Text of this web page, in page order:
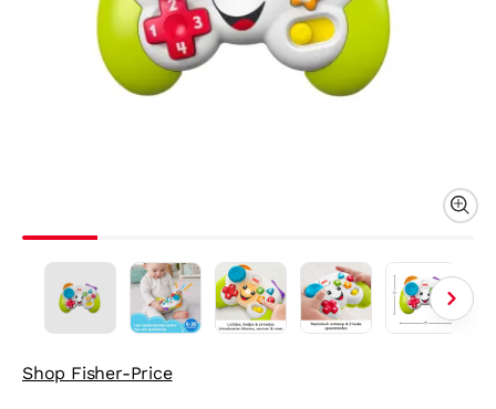
Shop Fisher-Price